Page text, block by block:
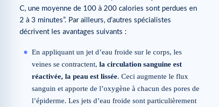
C, une moyenne de 100 à 200 calories sont perdues en
2 à 3 minutes”. Par ailleurs, d’autres spécialistes
décrivent les avantages suivants :
En appliquant un jet d’eau froide sur le corps, les
veines se contractent, la circulation sanguine est
réactivée, la peau est lissée. Ceci augmente le flux
sanguin et apporte de l’oxygène à chacun des pores de
l’épiderme. Les jets d’eau froide sont particulièrement